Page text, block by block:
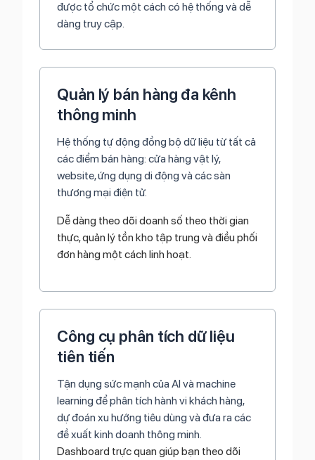
được tổ chức một cách có hệ thống và dễ
dàng truy cập.
Quản lý bán hàng đa kênh
thông minh
Hệ thống tự động đồng bộ dữ liệu từ tất cả
các điểm bán hàng: cửa hàng vật lý,
website, ứng dụng di động và các sàn
thương mại điện tử.
Dễ dàng theo dõi doanh số theo thời gian
thực, quản lý tồn kho tập trung và điều phối
đơn hàng một cách linh hoạt.
Công cụ phân tích dữ liệu
tiên tiến
Tận dụng sức mạnh của AI và machine
learning để phân tích hành vi khách hàng,
dự đoán xu hướng tiêu dùng và đưa ra các
đề xuất kinh doanh thông minh.
Dashboard trực quan giúp bạn theo dõi